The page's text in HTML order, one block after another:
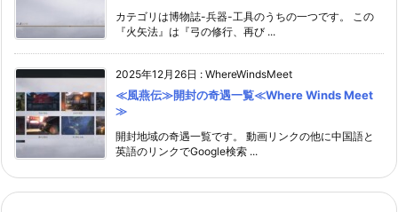
カテゴリは博物誌-兵器-工具のうちの一つです。 この
『火矢法』は『弓の修行、再び ...
2025年12月26日 : WhereWindsMeet
≪風燕伝≫開封の奇遇一覧≪Where Winds Meet
≫
開封地域の奇遇一覧です。 動画リンクの他に中国語と
英語のリンクでGoogle検索 ...